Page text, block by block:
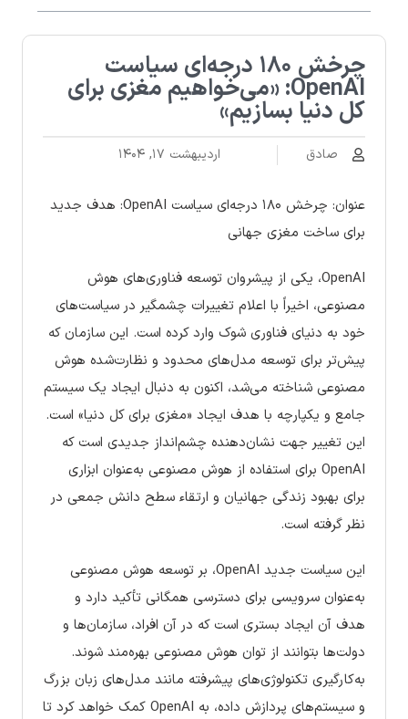
چرخش ۱۸۰ درجه‌ای سیاست
OpenAI: «می‌خواهیم مغزی برای
کل دنیا بسازیم»
صادق اردیبهشت ۱۷, ۱۴۰۴
عنوان: چرخش ۱۸۰ درجه‌ای سیاست OpenAI: هدف جدید
برای ساخت مغزی جهانی
OpenAI، یکی از پیشروان توسعه فناوری‌های هوش
مصنوعی، اخیراً با اعلام تغییرات چشمگیر در سیاست‌های
خود به دنیای فناوری شوک وارد کرده است. این سازمان که
پیش‌تر برای توسعه مدل‌های محدود و نظارت‌شده هوش
مصنوعی شناخته می‌شد، اکنون به دنبال ایجاد یک سیستم
جامع و یکپارچه با هدف ایجاد «مغزی برای کل دنیا» است.
این تغییر جهت نشان‌دهنده چشم‌انداز جدیدی است که
OpenAI برای استفاده از هوش مصنوعی به‌عنوان ابزاری
برای بهبود زندگی جهانیان و ارتقاء سطح دانش جمعی در
نظر گرفته است.
این سیاست جدید OpenAI، بر توسعه هوش مصنوعی
به‌عنوان سرویسی برای دسترسی همگانی تأکید دارد و
هدف آن ایجاد بستری است که در آن افراد، سازمان‌ها و
دولت‌ها بتوانند از توان هوش مصنوعی بهره‌مند شوند.
به‌کارگیری تکنولوژی‌های پیشرفته مانند مدل‌های زبان بزرگ
و سیستم‌های پردازش داده، به OpenAI کمک خواهد کرد تا